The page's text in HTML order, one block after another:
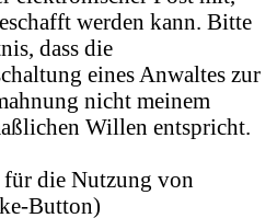
werden kann. Bitte
dass die
eines Anwaltes zur
nicht meinem
Willen entspricht.
die Nutzung von
Button)